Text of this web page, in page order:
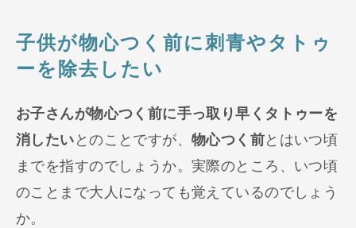
子供が物心つく前に刺青やタトゥ
ーを除去したい
お子さんが物心つく前に手っ取り早くタトゥーを
消したいとのことですが、物心つく前とはいつ頃
までを指すのでしょうか。実際のところ、いつ頃
のことまで大人になっても覚えているのでしょう
か。